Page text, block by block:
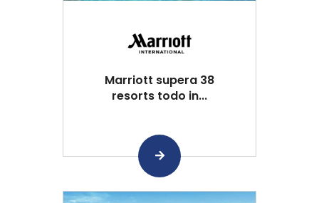
Marriott supera 38
resorts todo in...